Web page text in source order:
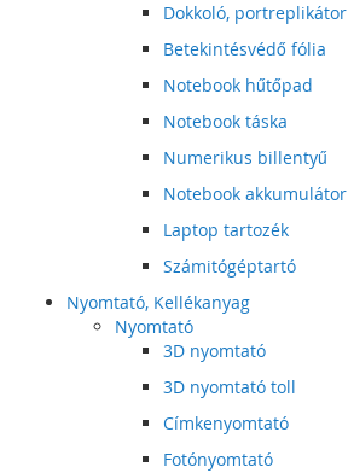
Dokkoló, portreplikátor
Betekintésvédő fólia
Notebook hűtőpad
Notebook táska
Numerikus billentyű
Notebook akkumulátor
Laptop tartozék
Számitógéptartó
Nyomtató, Kellékanyag
Nyomtató
3D nyomtató
3D nyomtató toll
Címkenyomtató
Fotónyomtató